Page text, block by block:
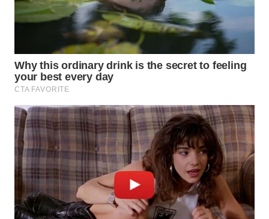
MASYARAKAT
KELISTRIKAN
ID
MAWAKA
ID
MARTABAT
NET
PLN
WATCH